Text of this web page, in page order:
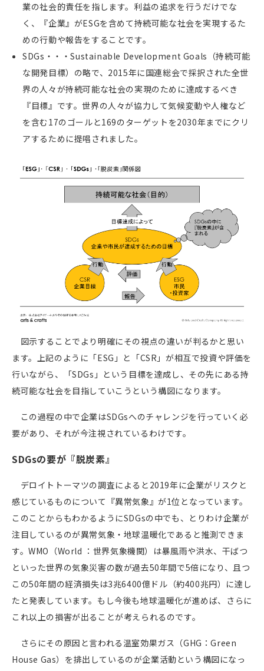
業の社会的責任を指します。利益の追求を行うだけでな
く、『企業』がESGを含めて持続可能な社会を実現するた
めの行動や報告をすることです。
SDGs・・・Sustainable Development Goals（持続可能
な開発目標）の略で、2015年に国連総会で採択された全世
界の人々が持続可能な社会の実現のために達成するべき
『目標』です。世界の人々が協力して気候変動や人権など
を含む17のゴールと169のターゲットを2030年までにクリ
アするために提唱されました。
図示することでより明確にその視点の違いが判るかと思い
ます。上記のように「ESG」と「CSR」が相互で投資や評価を
行いながら、「SDGs」という目標を達成し、その先にある持
続可能な社会を目指していこうという構図になります。
この過程の中で企業はSDGsへのチャレンジを行っていく必
要があり、それが今注視されているわけです。
SDGsの要が『脱炭素』
デロイトトーマツの調査によると2019年に企業がリスクと
感じているものについて『異常気象』が1位となっています。
このことからもわかるようにSDGsの中でも、とりわけ企業が
注目しているのが異常気象・地球温暖化であると推測できま
す。WMO（World ：世界気象機関）は暴風雨や洪水、干ばつ
といった世界の気象災害の数が過去50年間で5倍になり、且つ
この50年間の経済損失は3兆6400億ドル（約400兆円）に達し
たと発表しています。もし今後も地球温暖化が進めば、さらに
これ以上の損害が出ることが考えられるのです。
さらにその原因と言われる温室効果ガス（GHG：Green
House Gas）を排出しているのが企業活動という構図になっ